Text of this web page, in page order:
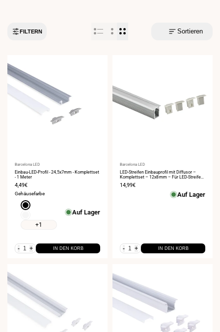
FILTERN Sortieren
Anbieter:
Barcelona LED
Einbau-LED-Profil - 24,5x7mm - Komplettset
- 1 Meter
Verkaufspreis
4,49€
Gehäusefarbe
Schwarz
+1
Auf Lager
- + IN DEN KORB
Anbieter:
Barcelona LED
LED-Streifen Einbauprofil mit Diffusor –
Komplettset – 12x8 mm – Für LED-Streifen
Verkaufspreis
14,99€
Auf Lager
- + IN DEN KORB